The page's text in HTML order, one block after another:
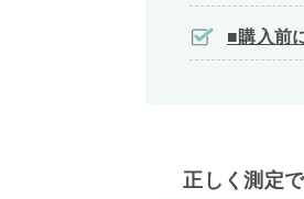
■購入前
正しく測定